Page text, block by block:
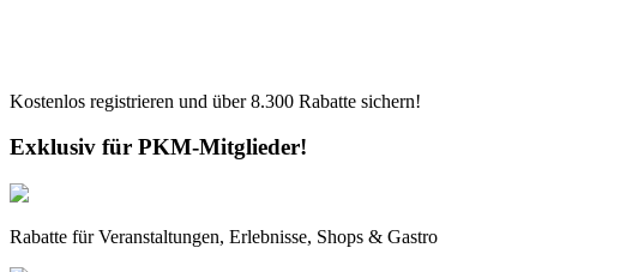
Kostenlos registrieren und über8.300 Rabatte sichern!
Exklusiv für PKM-Mitglieder!
Rabatte für Veranstaltungen, Erlebnisse, Shops & Gastro